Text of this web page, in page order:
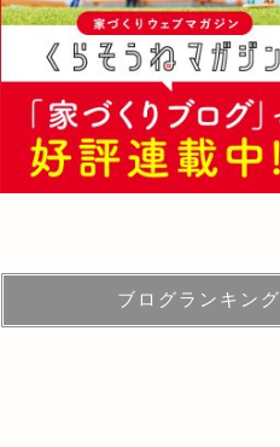
ブログランキング